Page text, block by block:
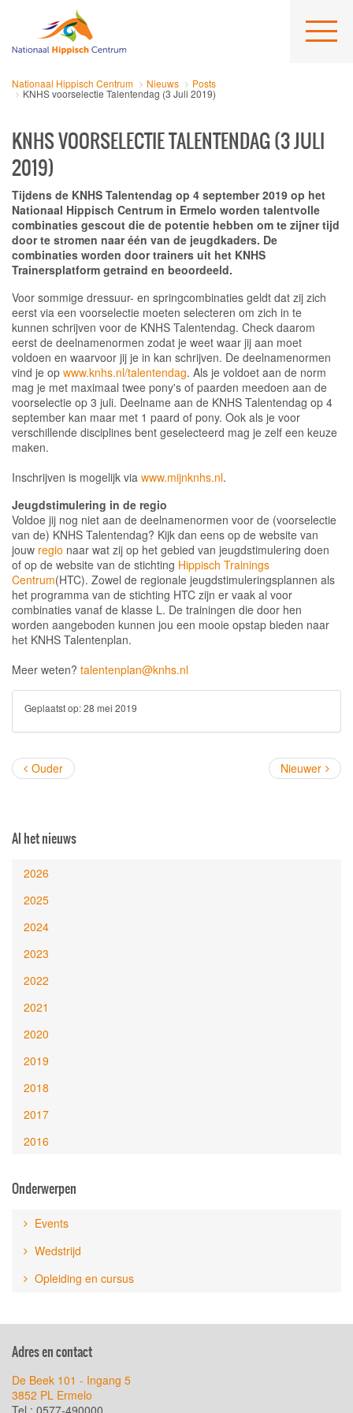
Nationaal Hippisch Centrum Nieuws Posts
KNHS voorselectie Talentendag (3 Juli 2019)
KNHS VOORSELECTIE TALENTENDAG (3 JULI
2019)
Tijdens de KNHS Talentendag op 4 september 2019 op het
Nationaal Hippisch Centrum in Ermelo worden talentvolle
combinaties gescout die de potentie hebben om te zijner tijd
door te stromen naar één van de jeugdkaders. De
combinaties worden door trainers uit het KNHS
Trainersplatform getraind en beoordeeld.
Voor sommige dressuur- en springcombinaties geldt dat zij zich
eerst via een voorselectie moeten selecteren om zich in te
kunnen schrijven voor de KNHS Talentendag. Check daarom
eerst de deelnamenormen zodat je weet waar jij aan moet
voldoen en waarvoor jij je in kan schrijven. De deelnamenormen
vind je op www.knhs.nl/talentendag. Als je voldoet aan de norm
mag je met maximaal twee pony's of paarden meedoen aan de
voorselectie op 3 juli. Deelname aan de KNHS Talentendag op 4
september kan maar met 1 paard of pony. Ook als je voor
verschillende disciplines bent geselecteerd mag je zelf een keuze
maken.
Inschrijven is mogelijk via www.mijnknhs.nl.
Jeugdstimulering in de regio
Voldoe jij nog niet aan de deelnamenormen voor de (voorselectie
van de) KNHS Talentendag? Kijk dan eens op de website van
jouw regio naar wat zij op het gebied van jeugdstimulering doen
of op de website van de stichting Hippisch Trainings
Centrum(HTC). Zowel de regionale jeugdstimuleringsplannen als
het programma van de stichting HTC zijn er vaak al voor
combinaties vanaf de klasse L. De trainingen die door hen
worden aangeboden kunnen jou een mooie opstap bieden naar
het KNHS Talentenplan.
Meer weten? talentenplan@knhs.nl
Geplaatst op:28 mei 2019
Ouder Nieuwer
Al het nieuws
2026
2025
2024
2023
2022
2021
2020
2019
2018
2017
2016
Onderwerpen
Events
Wedstrijd
Opleiding en cursus
Adres en contact
De Beek 101 - Ingang 5
3852 PL Ermelo
Tel.: 0577-490000